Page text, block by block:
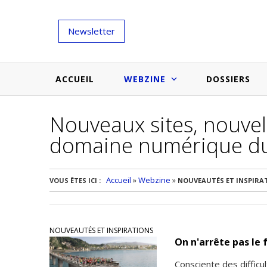
Newsletter
ACCUEIL WEBZINE
Salons et évènementiels
Nouveautés et inspirations
Médias du bâtiment
Techniques et conseils
Etudes et enquêtes
DOSSIERS
Annuaire
Produits du bâtiment
Actualités des membres
Une idée
Nouveaux sites,
domaine numérique
VOUS ÊTES ICI : Accueil »Webzine » NOUVEAUTÉS ET
NOUVEAUTÉS ET INSPIRATIONS
On n'arrête pas le
Consciente des